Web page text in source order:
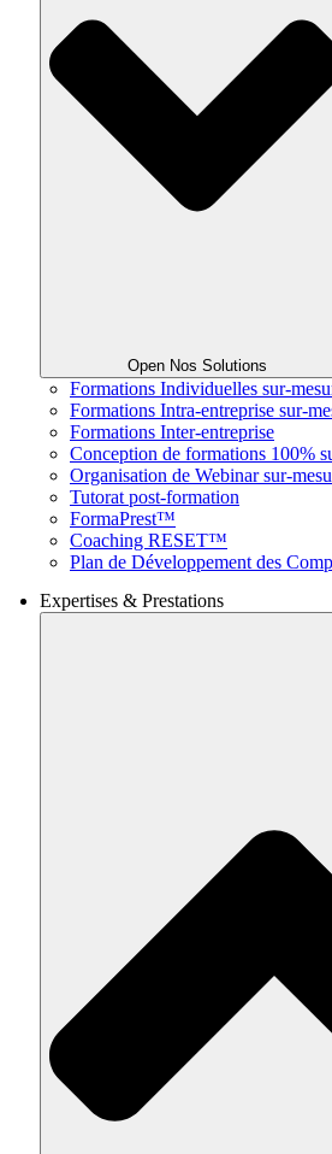
Open Nos Solutions
Formations Individuelles sur-
Formations Intra-entreprise sur-
Formations Inter-entreprise
Conception de formations 100%
Organisation de Webinar sur-
Tutorat post-formation
FormaPrest™
Coaching RESET™
Plan de Développement des
Expertises & Prestations